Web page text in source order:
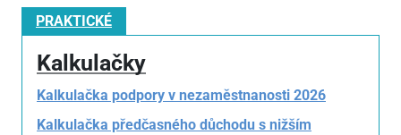
PRAKTICKÉ
Kalkulačky
Kalkulačka podpory v nezaměstnanosti 2026
Kalkulačka předčasného důchodu s nižším